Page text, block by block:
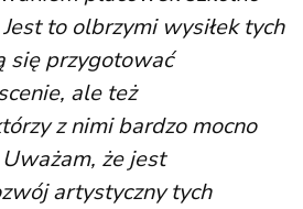
to olbrzymi wysiłek tych
się przygotować
ale też
z nimi bardzo mocno
że jest
artystyczny tych